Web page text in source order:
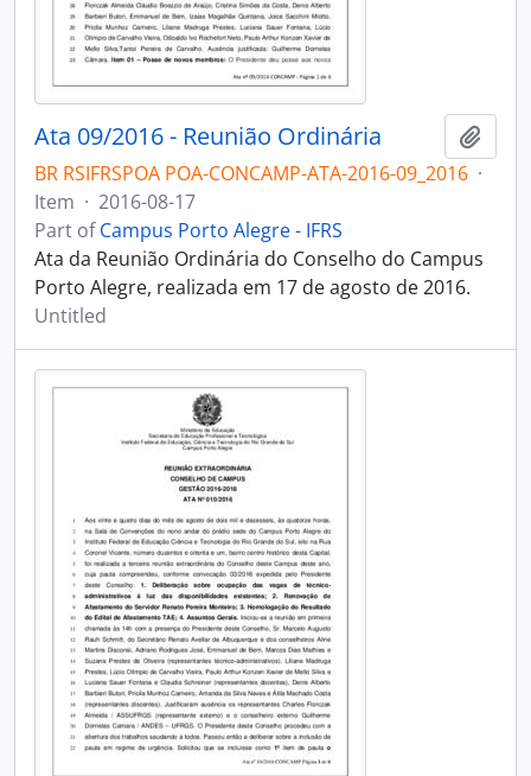
Ata 09/2016 - Reunião Ordinária
BR RSIFRSPOA POA-CONCAMP-ATA-2016-09_2016 ·
Item · 2016-08-17
Part ofCampus Porto Alegre - IFRS
Ata da Reunião Ordinária do Conselho do Campus
Porto Alegre, realizada em 17 de agosto de 2016.
Untitled